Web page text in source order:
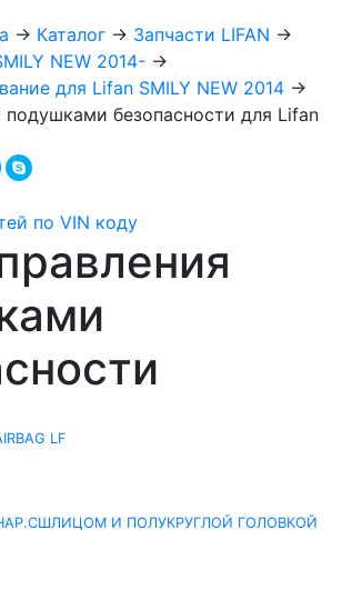
→ Каталог → Запчасти LIFAN →
NEW 2014- →
для Lifan SMILY NEW 2014 →
подушками безопасности для Lifan
LF
И ПОЛУКРУГЛОЙ ГОЛОВКОЙ